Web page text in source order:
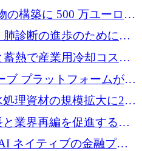
7桁の資金調達
の構築に 500 万ユーロを
肺診断の進歩のために
蓄熱で産業用冷却コスト
万ドルを調達
ブ プラットフォームが
に到達し、Whering が
理資材の規模拡大に240
業界再編を促進するた
保ネイティブの金融プラ